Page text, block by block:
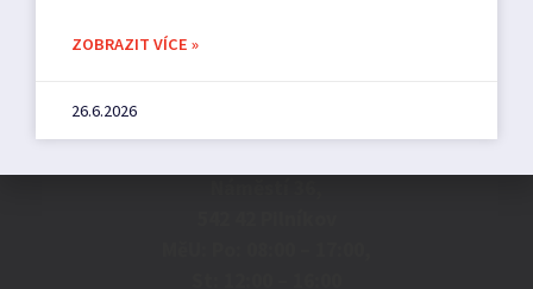
ZOBRAZIT VÍCE »
26.6.2026